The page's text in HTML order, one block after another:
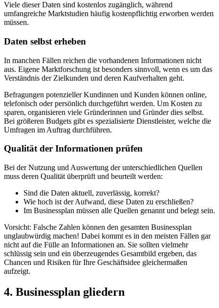
Viele dieser Daten sind kostenlos zugänglich, während
umfangreiche Marktstudien häufig kostenpflichtig erworben werden
müssen.
Daten selbst erheben
In manchen Fällen reichen die vorhandenen Informationen nicht
aus. Eigene Marktforschung ist besonders sinnvoll, wenn es um das
Verständnis der Zielkunden und deren Kaufverhalten geht.
Befragungen potenzieller Kundinnen und Kunden können online,
telefonisch oder persönlich durchgeführt werden. Um Kosten zu
sparen, organisieren viele Gründerinnen und Gründer dies selbst.
Bei größeren Budgets gibt es spezialisierte Dienstleister, welche die
Umfragen im Auftrag durchführen.
Qualität der Informationen prüfen
Bei der Nutzung und Auswertung der unterschiedlichen Quellen
muss deren Qualität überprüft und beurteilt werden:
Sind die Daten aktuell, zuverlässig, korrekt?
Wie hoch ist der Aufwand, diese Daten zu erschließen?
Im Businessplan müssen alle Quellen genannt und belegt sein.
Vorsicht: Falsche Zahlen können den gesamten Businessplan
unglaubwürdig machen! Dabei kommt es in den meisten Fällen gar
nicht auf die Fülle an Informationen an. Sie sollten vielmehr
schlüssig sein und ein überzeugendes Gesamtbild ergeben, das
Chancen und Risiken für Ihre Geschäftsidee gleichermaßen
aufzeigt.
4. Businessplan gliedern